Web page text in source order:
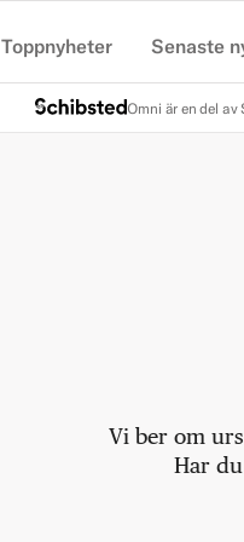
Toppnyheter Senaste
Omni är en del av
Vi ber om
Har